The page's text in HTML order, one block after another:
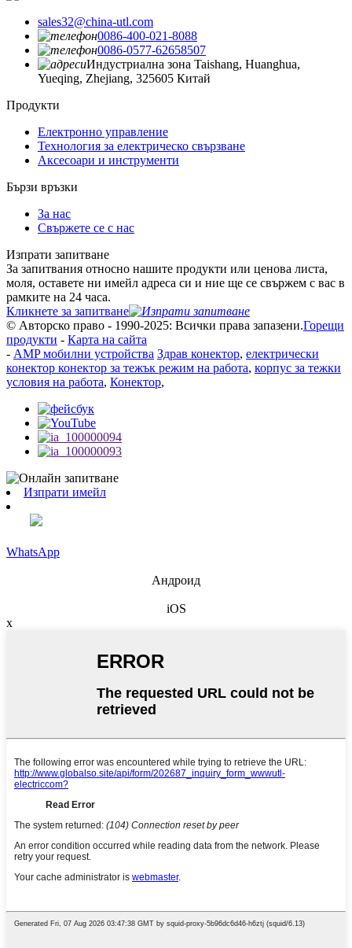
sales32@china-utl.com
0086-400-021-8088
0086-0577-62658507
Индустриална зона Taishang, Huanghua,
Yueqing, Zhejiang, 325605 Китай
Продукти
Електронно управление
Технология за електрическо свързване
Аксесоари и инструменти
Бързи връзки
За нас
Свържете се с нас
Изпрати запитване
За запитвания относно нашите продукти или ценова листа,
моля, оставете ни имейл адреса си и ние ще се свържем с вас в
рамките на 24 часа.
Кликнете за запитване
© Авторско право - 1990-2025: Всички права запазени.Горещи
продукти - Карта на сайта
- AMP мобилни устройства Здрав конектор, електрически
конектор конектор за тежък режим на работа, корпус за тежки
условия на работа, Конектор,
Изпрати имейл
WhatsApp
Андроид
iOS
x